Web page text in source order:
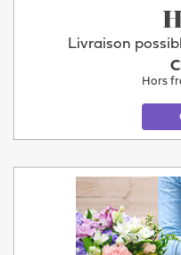
Livraison
Hors